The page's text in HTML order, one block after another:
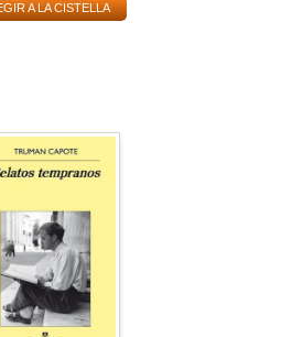
A LA CISTELLA